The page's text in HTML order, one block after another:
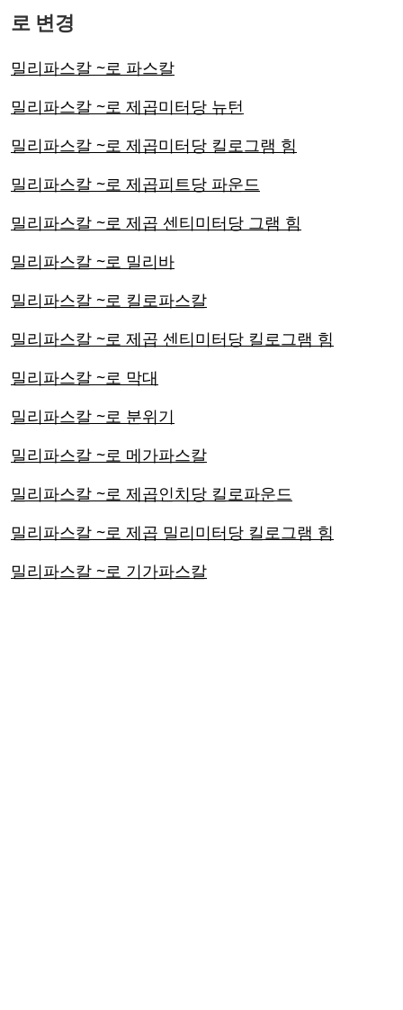
로 변경
밀리파스칼 ~로 파스칼
밀리파스칼 ~로 제곱미터당 뉴턴
밀리파스칼 ~로 제곱미터당 킬로그램 힘
밀리파스칼 ~로 제곱피트당 파운드
밀리파스칼 ~로 제곱 센티미터당 그램 힘
밀리파스칼 ~로 밀리바
밀리파스칼 ~로 킬로파스칼
밀리파스칼 ~로 제곱 센티미터당 킬로그램 힘
밀리파스칼 ~로 막대
밀리파스칼 ~로 분위기
밀리파스칼 ~로 메가파스칼
밀리파스칼 ~로 제곱인치당 킬로파운드
밀리파스칼 ~로 제곱 밀리미터당 킬로그램 힘
밀리파스칼 ~로 기가파스칼